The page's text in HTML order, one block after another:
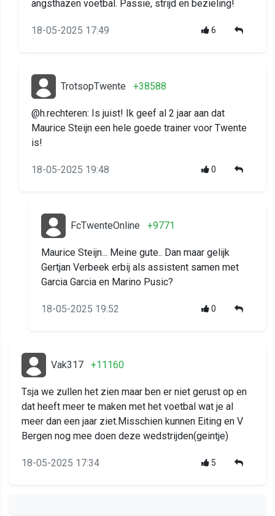
angsthazen voetbal. Passie, strijd en bezieling!
18-05-2025 17:49 6
TrotsopTwente +38588
@h.rechteren: Is juist! Ik geef al 2 jaar aan dat
Maurice Steijn een hele goede trainer voor Twente
is!
18-05-2025 19:48 0
FcTwenteOnline +9771
Maurice Steijn... Meine gute.. Dan maar gelijk
Gertjan Verbeek erbij als assistent samen met
Garcia Garcia en Marino Pusic?
18-05-2025 19:52 0
Vak317 +11160
Tsja we zullen het zien maar ben er niet gerust op en
dat heeft meer te maken met het voetbal wat je al
meer dan een jaar ziet.Misschien kunnen Eiting en V
Bergen nog mee doen deze wedstrijden(geintje)
18-05-2025 17:34 5